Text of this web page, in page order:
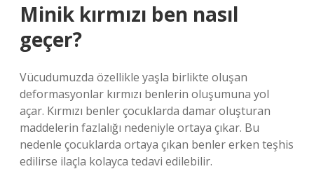
Minik kırmızı ben nasıl
geçer?
Vücudumuzda özellikle yaşla birlikte oluşan
deformasyonlar kırmızı benlerin oluşumuna yol
açar. Kırmızı benler çocuklarda damar oluşturan
maddelerin fazlalığı nedeniyle ortaya çıkar. Bu
nedenle çocuklarda ortaya çıkan benler erken teşhis
edilirse ilaçla kolayca tedavi edilebilir.